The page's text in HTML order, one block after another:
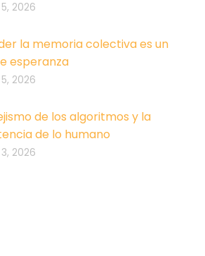
2026
la memoria colectiva es un
esperanza
2026
de los algoritmos y la
de lo humano
2026